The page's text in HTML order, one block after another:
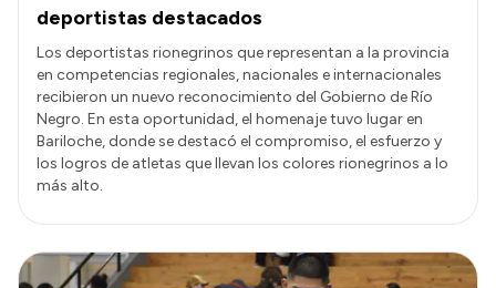
deportistas destacados
Los deportistas rionegrinos que representan a la provincia
en competencias regionales, nacionales e internacionales
recibieron un nuevo reconocimiento del Gobierno de Río
Negro. En esta oportunidad, el homenaje tuvo lugar en
Bariloche, donde se destacó el compromiso, el esfuerzo y
los logros de atletas que llevan los colores rionegrinos a lo
más alto.